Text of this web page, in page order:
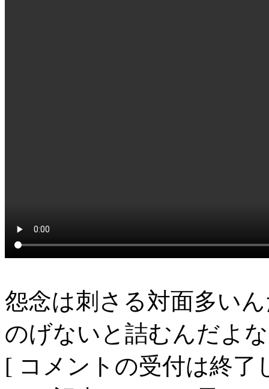
怨念は刺さる対面多い
のげないと詰むんだよ
[ コメントの受付は終了